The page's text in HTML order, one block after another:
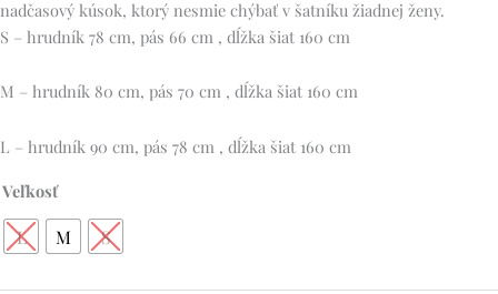
nadčasový kúsok, ktorý nesmie chýbať v šatníku žiadnej ženy.
S – hrudník 78 cm, pás 66 cm , dĺžka šiat 160 cm
M – hrudník 80 cm, pás 70 cm , dĺžka šiat 160 cm
L – hrudník 90 cm, pás 78 cm , dĺžka šiat 160 cm
Veľkosť
L M S